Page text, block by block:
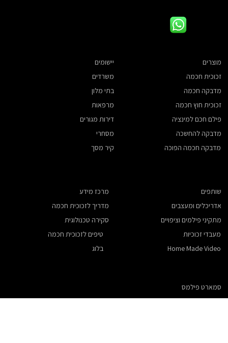
מרכז מידע
מדריך לזכוכית חכמה
סקירה טכנולוגית
טיפים לזכוכית חכמה
בלוג
שותפים
אדריכלים ומעצבים
​מתקיני פילמים וציפויים
מעבדי זכוכיות
Home Made Video
יישומים
משרדים
בתי מלון
מרפאות
דירות מגורים
מסחרי
קיר מסך
מוצרים
זכוכית חכמה
מדבקה חכמה
זכוכית חוץ חכמה
פילם חכם למינציה
מדבקה חכמה הפוכה
מדבקה להחשכה
סמארט פילמס